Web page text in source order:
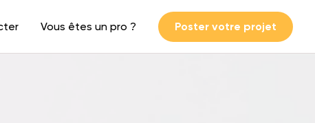
Vous êtes un pro ? Poster votre projet